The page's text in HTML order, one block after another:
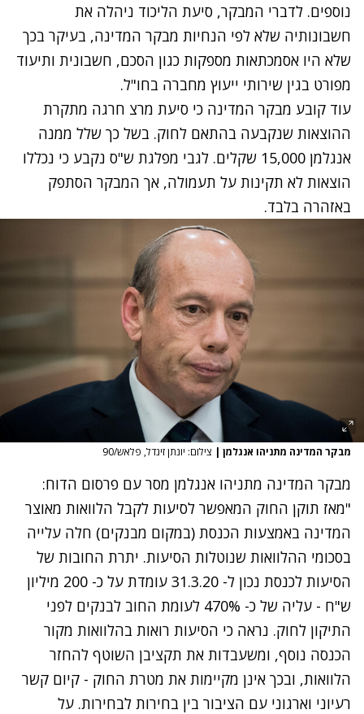
נוספים. לדברי המבקר, סיעת הליכוד ניהלה את
חשבונותיה שלא לפי הנחיות מבקר המדינה, בעיקר בכך
שלא היו אסמכתאות מספקות כגון הסכם, חשבונית ותיעוד
מפורט בגין שירותי ייעוץ מחברה בחו"ל.
עוד קובע מבקר המדינה כי סיעת מרצ חרגה מתקרת
ההוצאות שנקבעה בהתאם לחוק. בשל כך שלל ממנה
אנגלמן 15,000 שקלים. לגבי מפלגת ש"ס נקבע כי נכללו
הוצאות לא תקינות על תעמולה, אך המבקר הסתפק
באזהרה בלבד.
מבקר המדינה מתניהו אנגלמן | צילום: יונתן זינדל, פלאש/90
מבקר המדינה מתניהו אנגלמן מסר עם פרסום הדוח:
"מאז תוקן החוק המאפשר לסיעות לקבל הלוואות מאוצר
המדינה באמצעות הכנסת (במקום מבנקים) חלה עלייה
בסכומי ההלוואות שנוטלות הסיעות. יתרת החובות של
הסיעות לכנסת נכון ל- 31.3.20 עומדת על כ- 200 מיליון
ש"ח - עליה של כ- 470% לעומת החוב לבנקים לפני
התיקון לחוק. נראה כי הסיעות רואות בהלוואות מקור
הכנסה נוסף, ומשעבדות את תקציבן השוטף להחזר
הלוואות, ובכך אינן מקיימות את מטרת החוק - קיום קשר
רעיוני וארגוני עם הציבור בין בחירות לבחירות. על